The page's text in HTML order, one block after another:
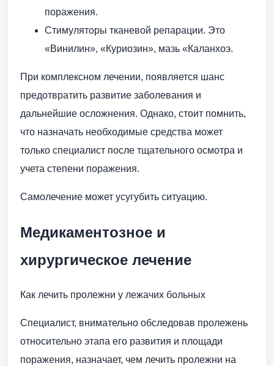
поражения.
Стимуляторы тканевой репарации. Это
«Винилин», «Куриозин», мазь «Каланхоэ.
При комплексном лечении, появляется шанс
предотвратить развитие заболевания и
дальнейшие осложнения. Однако, стоит помнить,
что назначать необходимые средства может
только специалист после тщательного осмотра и
учета степени поражения.
Самолечение может усугубить ситуацию.
Медикаментозное и
хирургическое лечение
Как лечить пролежни у лежачих больных
Специалист, внимательно обследовав пролежень
относительно этапа его развития и площади
поражения, назначает, чем лечить пролежни на